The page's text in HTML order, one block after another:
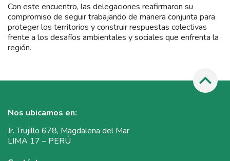
Con este encuentro, las delegaciones reafirmaron su
compromiso de seguir trabajando de manera conjunta para
proteger los territorios y construir respuestas colectivas
frente a los desafíos ambientales y sociales que enfrenta la
región.
Nos ubicamos en:
Jr. Trujillo 678, Magdalena del Mar
LIMA 17 – PERÚ